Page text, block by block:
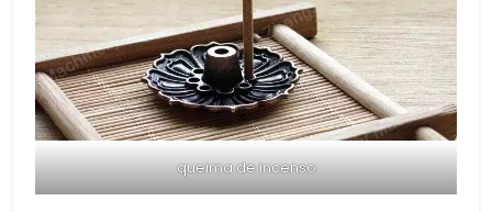
queima de incenso